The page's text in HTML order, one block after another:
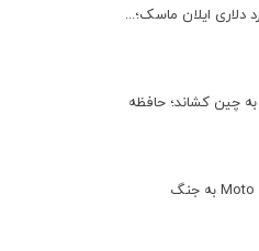
به چین کشاند؛ حافظه
موتورولا با Moto Pad 70 به جنگ